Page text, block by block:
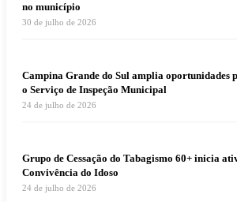
no município
30 de julho de 2026
Campina Grande do Sul amplia oportunidades
o Serviço de Inspeção Municipal
24 de julho de 2026
Grupo de Cessação do Tabagismo 60+ inicia
Convivência do Idoso
24 de julho de 2026